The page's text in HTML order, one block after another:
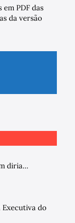
em PDF das
da versão
diria...
Executiva do